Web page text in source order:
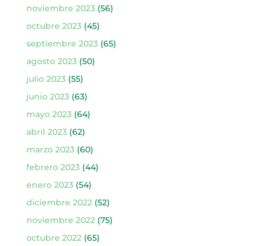
noviembre 2023(56)
octubre 2023(45)
septiembre 2023(65)
agosto 2023(50)
julio 2023(55)
junio 2023(63)
mayo 2023(64)
abril 2023(62)
marzo 2023(60)
febrero 2023(44)
enero 2023(54)
diciembre 2022(52)
noviembre 2022(75)
octubre 2022(65)